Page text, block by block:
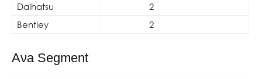
Daihatsu
2
Bentley
2
Ανa Segment